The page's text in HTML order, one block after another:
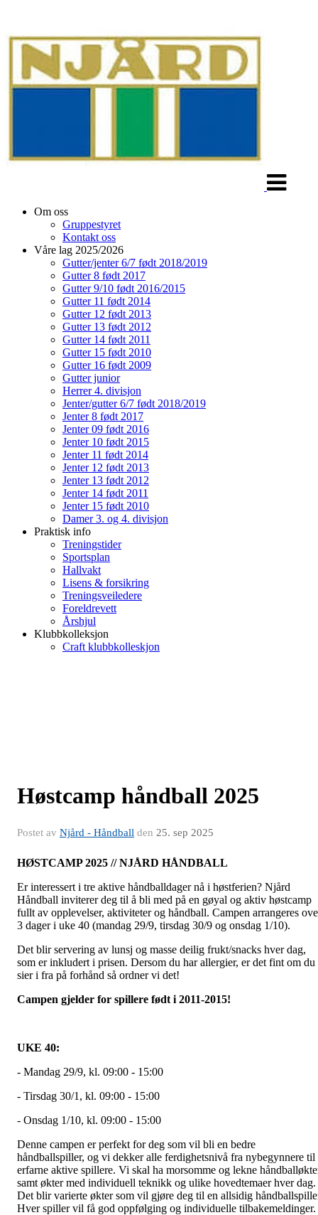
Om oss
Gruppestyret
Kontakt oss
Våre lag 2025/2026
Gutter/jenter 6/7 født 2018/2019
Gutter 8 født 2017
Gutter 9/10 født 2016/2015
Gutter 11 født 2014
Gutter 12 født 2013
Gutter 13 født 2012
Gutter 14 født 2011
Gutter 15 født 2010
Gutter 16 født 2009
Gutter junior
Herrer 4. divisjon
Jenter/gutter 6/7 født 2018/2019
Jenter 8 født 2017
Jenter 09 født 2016
Jenter 10 født 2015
Jenter 11 født 2014
Jenter 12 født 2013
Jenter 13 født 2012
Jenter 14 født 2011
Jenter 15 født 2010
Damer 3. og 4. divisjon
Praktisk info
Treningstider
Sportsplan
Hallvakt
Lisens & forsikring
Treningsveiledere
Foreldrevett
Årshjul
Klubbkolleksjon
Craft klubbkolleskjon
Høstcamp håndball 2025
Postet av Njård - Håndball den 25. sep 2025
HØSTCAMP 2025 // NJÅRD HÅNDBALL
Er interessert i tre aktive håndballdager nå i høstferien? Njård
Håndball inviterer deg til å bli med på en gøyal og aktiv høstcamp
fullt av opplevelser, aktiviteter og håndball. Campen arrangeres
3 dager i uke 40 (mandag 29/9, tirsdag 30/9 og onsdag 1/10).
Det blir servering av lunsj og masse deilig frukt/snacks hver dag,
som er inkludert i prisen. Dersom du har allergier, er det fint om du
sier i fra på forhånd så ordner vi det!
Campen gjelder for spillere født i 2011-2015!
UKE 40:
- Mandag 29/9, kl. 09:00 - 15:00
- Tirsdag 30/1, kl. 09:00 - 15:00
- Onsdag 1/10, kl. 09:00 - 15:00
Denne campen er perfekt for deg som vil bli en bedre
håndballspiller, og vi dekker alle ferdighetsnivå fra nybegynnere til
erfarne aktive spillere. Vi skal ha morsomme og lekne
samt økter med individuell teknikk og ulike hovedtemaer hver dag.
Det blir varierte økter som vil gjøre deg til en allsidig
Hver spiller vil få god oppfølging og individuelle tilbakemeldinger.